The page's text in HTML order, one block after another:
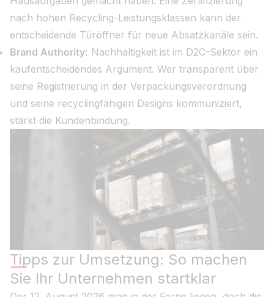
nach hohen Recycling-Leistungsklassen kann der
entscheidende Türöffner für neue Absatzkanäle sein.
Brand Authority: Nachhaltigkeit ist im D2C-Sektor ein
kaufentscheidendes Argument. Wer transparent über
seine Registrierung in der Verpackungsverordnung
und seine recyclingfähigen Designs kommuniziert,
stärkt die Kundenbindung.
Tipps zur Umsetzung: So machen
Sie Ihr Unternehmen startklar